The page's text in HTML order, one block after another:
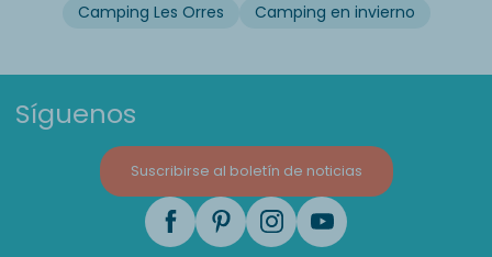
Camping Les Orres
Camping en invierno
Síguenos
Suscribirse al boletín de noticias